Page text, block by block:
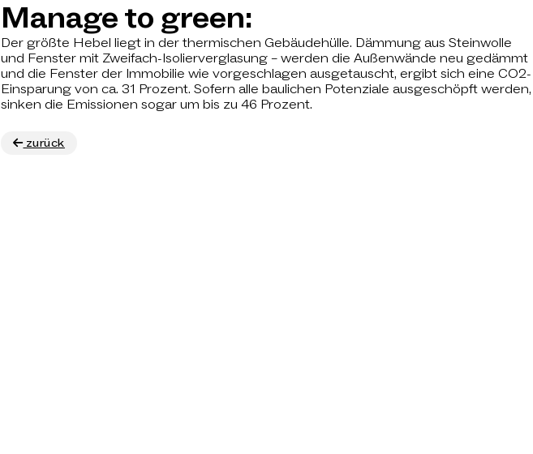
Manage to green:
Der größte Hebel liegt in der thermischen Gebäudehülle. Dämmung aus Steinwolle
und Fenster mit Zweifach-Isolierverglasung – werden die Außenwände neu gedämmt
und die Fenster der Immobilie wie vorgeschlagen ausgetauscht, ergibt sich eine CO2-
Einsparung von ca. 31 Prozent. Sofern alle baulichen Potenziale ausgeschöpft werden,
sinken die Emissionen sogar um bis zu 46 Prozent.
zurück